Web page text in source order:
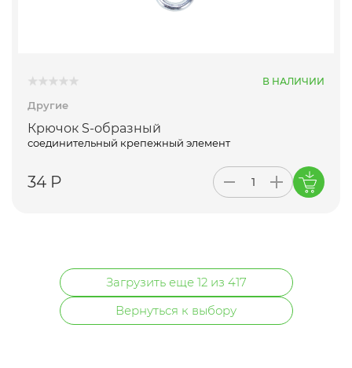
В НАЛИЧИИ
Другие
Крючок S-образный
соединительный крепежный элемент
34 Р
Загрузить еще 12 из 417
Вернуться к выбору